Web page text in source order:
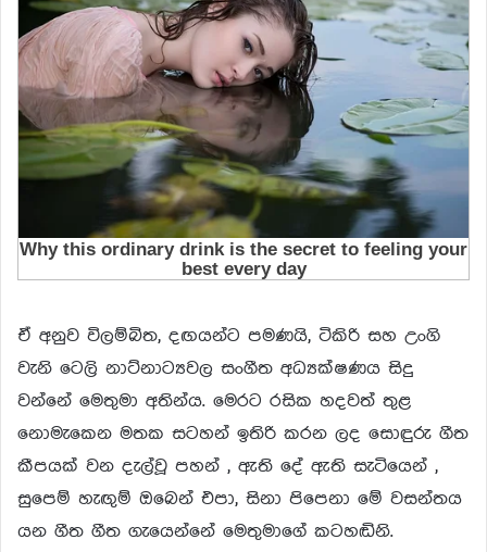
ඒ අනුව විලම්බිත, දඟයන්ට පමණයි, ටිකිරි සහ උංගි
වැනි ටෙලි නාට්‍නාට්‍යවල සංගීත අධ්‍යක්ෂණය සිදු
වන්නේ මෙතුමා අතින්ය. මෙරට රසික හදවත් තුළ
නොමැකෙන මතක සටහන් ඉතිරි කරන ලද සොඳුරු ගීත
කීපයක් වන දැල්වූ පහන් , ඇති දේ ඇති සැටියෙන් ,
සුපෙම් හැඟුම් ඔබෙන් එපා, සිනා පිපෙනා මේ වසන්තය
යන ගීත ගීත ගැයෙන්නේ මෙතුමාගේ කටහඬිනි.